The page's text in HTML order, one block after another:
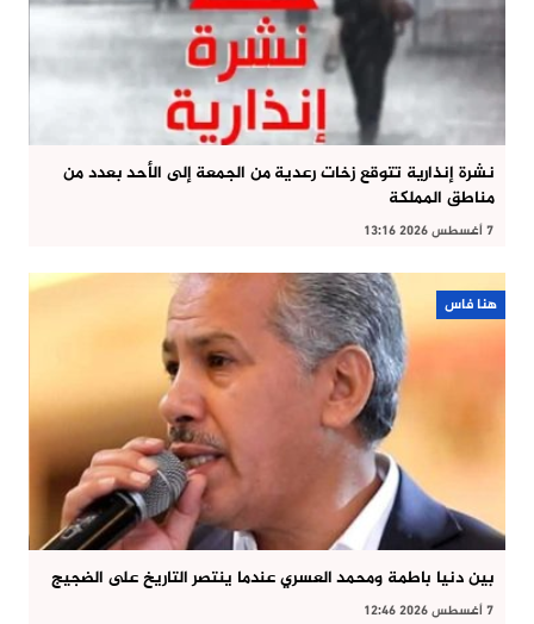
نشرة إنذارية تتوقع زخات رعدية من الجمعة إلى الأحد بعدد من
مناطق المملكة
7 أغسطس 2026 13:16
هنا فاس
بين دنيا باطمة ومحمد العسري عندما ينتصر التاريخ على الضجيج
7 أغسطس 2026 12:46